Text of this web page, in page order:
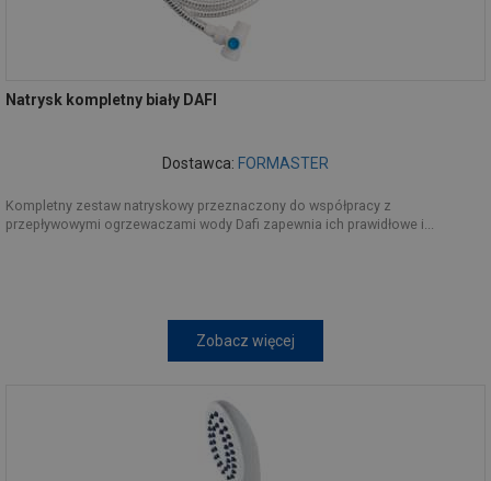
Natrysk kompletny biały DAFI
Dostawca: FORMASTER
Kompletny zestaw natryskowy przeznaczony do współpracy z
przepływowymi ogrzewaczami wody Dafi zapewnia ich prawidłowe i...
Zobacz więcej